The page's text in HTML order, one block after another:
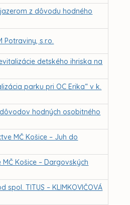
z dôvodu hodného
s.r.o.
detského ihriska na
parku pri OC Erika“ v k.
hodných osobitného
MČ Košice – Juh do
Košice – Dargovských
TITUS – KLIMKOVIČOVÁ